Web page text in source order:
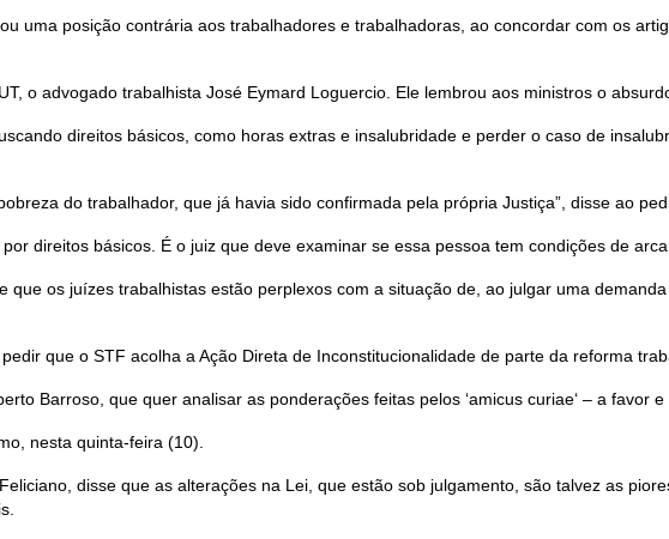
uma posição contrária aos trabalhadores e trabalhadoras, ao concordar com os
o advogado trabalhista José Eymard Loguercio. Ele lembrou aos ministros o
direitos básicos, como horas extras e insalubridade e perder o caso de
do trabalhador, que já havia sido confirmada pela própria Justiça”, disse ao
direitos básicos. É o juiz que deve examinar se essa pessoa tem condições de
os juízes trabalhistas estão perplexos com a situação de, ao julgar uma
que o STF acolha a Ação Direta de Inconstitucionalidade de parte da reforma
Barroso, que quer analisar as ponderações feitas pelos ‘amicus curiae‘ – a favor e
nesta quinta-feira (10).
disse que as alterações na Lei, que estão sob julgamento, são talvez as